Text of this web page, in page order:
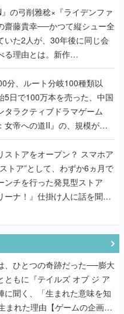
』の弓削雅稔×『ライデンファ
齋藤貴幸──かつて縦シュー全
いた2人が、30年後に同じ会
る理由とは。新作
EXTREME』で初タッグを組
ド2人に訊く開発秘話
分、ルート分岐100種類以
5日で100万本を売った、中国
タラクティブドラマゲーム
女帝への道II』の、規模が違
プロデューサーに聞いた
アをオープン？ スマホア
トア”として、わずか6ヵ月で
ンチを行った発見型ストア
ーナ！』仕掛け人に話を聞い
、ひとつの奇跡だった──膨大
ともに『テイルズ オブ ジ ア
に聞く、「生まれた意味を知
まれた理由【ゲームの企画